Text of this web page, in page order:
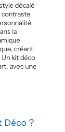
décalé
contraste
la
créant
kit déco
avec une
Déco ?